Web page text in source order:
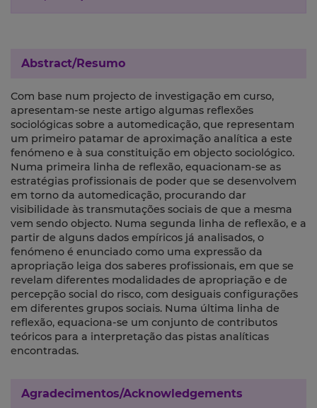
Abstract/Resumo
Com base num projecto de investigação em curso,
apresentam-se neste artigo algumas reflexões
sociológicas sobre a automedicação, que representam
um primeiro patamar de aproximação analítica a este
fenómeno e à sua constituição em objecto sociológico.
Numa primeira linha de reflexão, equacionam-se as
estratégias profissionais de poder que se desenvolvem
em torno da automedicação, procurando dar
visibilidade às transmutações sociais de que a mesma
vem sendo objecto. Numa segunda linha de reflexão, e a
partir de alguns dados empíricos já analisados, o
fenómeno é enunciado como uma expressão da
apropriação leiga dos saberes profissionais, em que se
revelam diferentes modalidades de apropriação e de
percepção social do risco, com desiguais configurações
em diferentes grupos sociais. Numa última linha de
reflexão, equaciona-se um conjunto de contributos
teóricos para a interpretação das pistas analíticas
encontradas.
Agradecimentos/Acknowledgements